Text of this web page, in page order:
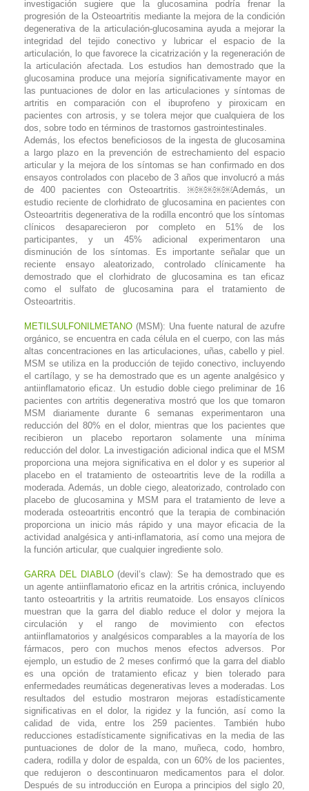
investigación sugiere que la glucosamina podría frenar la
progresión de la Osteoartritis mediante la mejora de la condición
degenerativa de la articulación-glucosamina ayuda a mejorar la
integridad del tejido conectivo y lubricar el espacio de la
articulación, lo que favorece la cicatrización y la regeneración de
la articulación afectada. Los estudios han demostrado que la
glucosamina produce una mejoría significativamente mayor en
las puntuaciones de dolor en las articulaciones y síntomas de
artritis en comparación con el ibuprofeno y piroxicam en
pacientes con artrosis, y se tolera mejor que cualquiera de los
dos, sobre todo en términos de trastornos gastrointestinales.
Además, los efectos beneficiosos de la ingesta de glucosamina
a largo plazo en la prevención de estrechamiento del espacio
articular y la mejora de los síntomas se han confirmado en dos
ensayos controlados con placebo de 3 años que involucró a más
de 400 pacientes con Osteoartritis. ￼￼￼￼￼Además, un
estudio reciente de clorhidrato de glucosamina en pacientes con
Osteoartritis degenerativa de la rodilla encontró que los síntomas
clínicos desaparecieron por completo en 51% de los
participantes, y un 45% adicional experimentaron una
disminución de los síntomas. Es importante señalar que un
reciente ensayo aleatorizado, controlado clínicamente ha
demostrado que el clorhidrato de glucosamina es tan eficaz
como el sulfato de glucosamina para el tratamiento de
Osteoartritis.
METILSULFONILMETANO (MSM): Una fuente natural de azufre
orgánico, se encuentra en cada célula en el cuerpo, con las más
altas concentraciones en las articulaciones, uñas, cabello y piel.
MSM se utiliza en la producción de tejido conectivo, incluyendo
el cartílago, y se ha demostrado que es un agente analgésico y
antiinflamatorio eficaz. Un estudio doble ciego preliminar de 16
pacientes con artritis degenerativa mostró que los que tomaron
MSM diariamente durante 6 semanas experimentaron una
reducción del 80% en el dolor, mientras que los pacientes que
recibieron un placebo reportaron solamente una mínima
reducción del dolor. La investigación adicional indica que el MSM
proporciona una mejora significativa en el dolor y es superior al
placebo en el tratamiento de osteoartritis leve de la rodilla a
moderada. Además, un doble ciego, aleatorizado, controlado con
placebo de glucosamina y MSM para el tratamiento de leve a
moderada osteoartritis encontró que la terapia de combinación
proporciona un inicio más rápido y una mayor eficacia de la
actividad analgésica y anti-inflamatoria, así como una mejora de
la función articular, que cualquier ingrediente solo.
GARRA DEL DIABLO(devil’s claw): Se ha demostrado que es
un agente antiinflamatorio eficaz en la artritis crónica, incluyendo
tanto osteoartritis y la artritis reumatoide. Los ensayos clínicos
muestran que la garra del diablo reduce el dolor y mejora la
circulación y el rango de movimiento con efectos
antiinflamatorios y analgésicos comparables a la mayoría de los
fármacos, pero con muchos menos efectos adversos. Por
ejemplo, un estudio de 2 meses confirmó que la garra del diablo
es una opción de tratamiento eficaz y bien tolerado para
enfermedades reumáticas degenerativas leves a moderadas. Los
resultados del estudio mostraron mejoras estadísticamente
significativas en el dolor, la rigidez y la función, así como la
calidad de vida, entre los 259 pacientes. También hubo
reducciones estadísticamente significativas en la media de las
puntuaciones de dolor de la mano, muñeca, codo, hombro,
cadera, rodilla y dolor de espalda, con un 60% de los pacientes,
que redujeron o descontinuaron medicamentos para el dolor.
Después de su introducción en Europa a principios del siglo 20,